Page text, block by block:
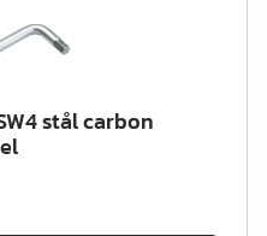
stål carbon